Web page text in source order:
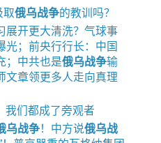
取俄乌战争的教训吗？
展开更大清洗？气球事
光；前央行行长：中国
；中共也是俄乌战争输
文章领更多人走向真理
我们都成了旁观者
乌战争！中方说俄乌战